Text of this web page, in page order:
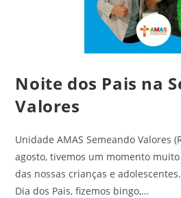
Noite dos Pais na
Valores
Unidade AMAS Semeando Valores
agosto, tivemos um momento
das nossas crianças e
Dia dos Pais, fizemos bingo,…